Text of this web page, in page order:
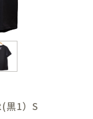
1）S